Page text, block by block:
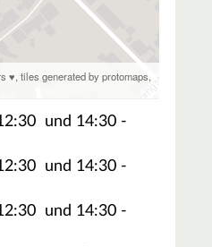
♥,tiles generated by protomaps,
und 14:30 -
und 14:30 -
und 14:30 -